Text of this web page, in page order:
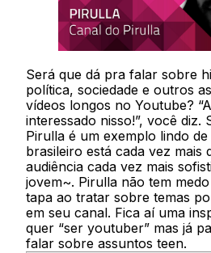
Será que dá pra falar sobre
política, sociedade e outros
vídeos longos no Youtube?
interessado nisso!”, você diz.
Pirulla é um exemplo lindo
brasileiro está cada vez mais
audiência cada vez mais
jovem~. Pirulla não tem
tapa ao tratar sobre temas
em seu canal. Fica aí uma
quer “ser youtuber” mas já
falar sobre assuntos teen.